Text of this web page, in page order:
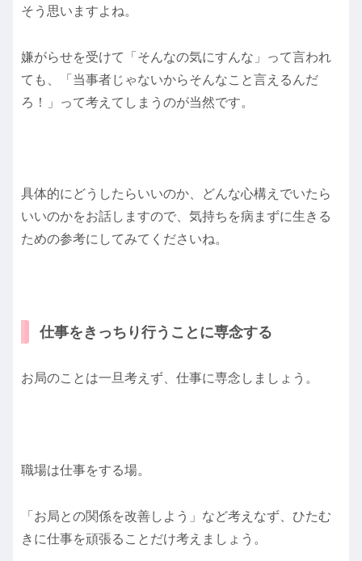
そう思いますよね。
嫌がらせを受けて「そんなの気にすんな」って言われ
ても、「当事者じゃないからそんなこと言えるんだ
ろ！」って考えてしまうのが当然です。
具体的にどうしたらいいのか、どんな心構えでいたら
いいのかをお話しますので、気持ちを病まずに生きる
ための参考にしてみてくださいね。
仕事をきっちり行うことに専念する
お局のことは一旦考えず、仕事に専念しましょう。
職場は仕事をする場。
「お局との関係を改善しよう」など考えなず、ひたむ
きに仕事を頑張ることだけ考えましょう。